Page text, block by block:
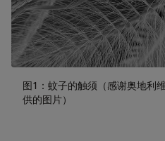
图1：蚊子的触须（感谢奥地利
供的图片）